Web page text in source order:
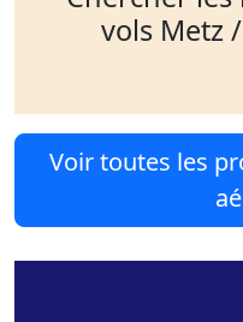
vols Metz
Voir toutes les